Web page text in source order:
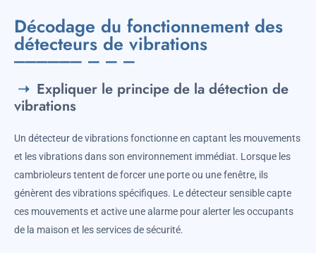
Décodage du fonctionnement des
détecteurs de vibrations
Expliquer le principe de la détection de
vibrations
Un détecteur de vibrations fonctionne en captant les mouvements
et les vibrations dans son environnement immédiat. Lorsque les
cambrioleurs tentent de forcer une porte ou une fenêtre, ils
génèrent des vibrations spécifiques. Le détecteur sensible capte
ces mouvements et active une alarme pour alerter les occupants
de la maison et les services de sécurité.